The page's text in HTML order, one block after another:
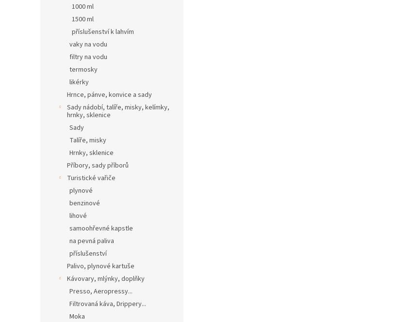
1000 ml
1500 ml
příslušenství k lahvím
vaky na vodu
filtry na vodu
termosky
likérky
Hrnce, pánve, konvice a sady
Sady nádobí, talíře, misky, kelímky,
hrnky, sklenice
Sady
Talíře, misky
Hrnky, sklenice
Příbory, sady příborů
Turistické vařiče
plynové
benzinové
lihové
samoohřevné kapstle
na pevná paliva
příslušenství
Palivo, plynové kartuše
Kávovary, mlýnky, doplňky
Presso, Aeropressy...
Filtrovaná káva, Drippery...
Moka